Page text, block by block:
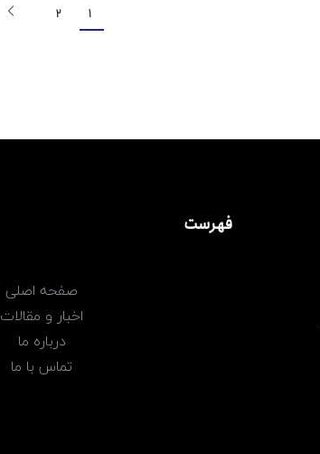
1
2
فهرست
صفحه اصلی
اخبار و مقالات
درباره ما
تماس با ما